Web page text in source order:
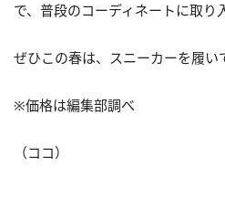
で、普段のコーディネートに取り
ぜひこの春は、スニーカーを履い
※価格は編集部調べ
（ココ）